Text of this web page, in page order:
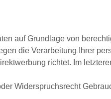
auf Grundlage von
die Verarbeitung Ihrer
richtet. Im
Widerspruchsrecht